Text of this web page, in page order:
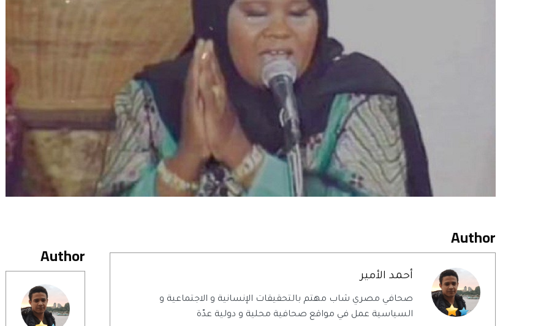
Author
Author
أحمد الأمير
صحافي مصري شاب مهتم بالتحقيقات الإنسانية و الاجتماعية و
السياسية عمل في مواقع صحافية محلية و دولية عدّة